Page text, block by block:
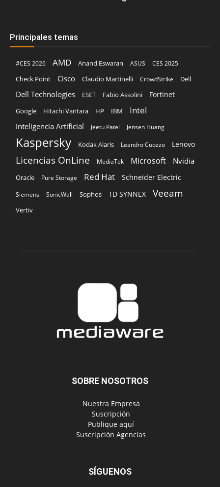
Principales temas
#CES 2026 AMD Anand Eswaran ASUS
CES 2025
Check Point
Cisco Claudio Martinelli CrowdStrike Dell
Dell Technologies ESET Fabio Assolini Fortinet
Google Hitachi Vantara HP IBM Intel
Inteligencia Artificial Jeetu Patel Jensen Huang
Kaspersky Kodak Alaris Leandro Cuozzo Lenovo
Licencias OnLine MediaTek Microsoft Nvidia
Oracle Pure Storage Red Hat Schneider Electric
Siemens SonicWall Sophos TD SYNNEX Veeam
Vertiv
SOBRE NOSOTROS
‎ Nuestra Empresa
‎ Suscripción
‎ Publique aquí
‎ Suscripción Agencias
SÍGUENOS